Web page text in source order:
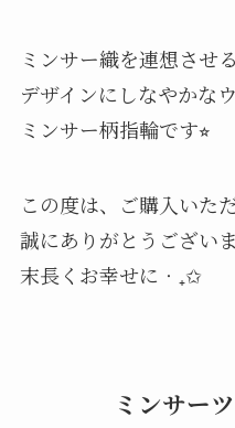
ミンサー織を連想させ
デザインにしなやかな
ミンサー柄指輪です⭐︎
この度は、ご購入いた
誠にありがとうござい
末長くお幸せに‧₊✩
ミンサー